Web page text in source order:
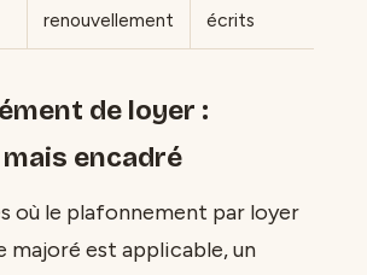
renouvellement
écrits
de loyer :
encadré
où le plafonnement par loyer
majoré est applicable, un